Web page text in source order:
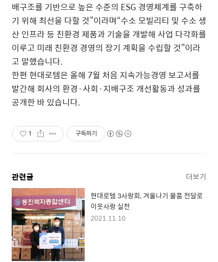
배구조를 기반으로 높은 수준의 ESG 경영체계를 구축하
기 위해 최선을 다할 것”이라며“수소 모빌리티 및 수소 생
산 인프라 등 친환경 제품과 기술을 개발해 사업 다각화를
이루고 미래 친환경 경영의 장기 계획을 수립할 것”이라
고 말했습니다.
한편 현대로템은 올해 7월 처음 지속가능경영 보고서를
발간해 회사의 환경·사회·지배구조 개선활동과 성과를
공개한 바 있습니다.
1 구독하기
관련글 더보기
현대로템 3사랑회, 겨울나기 물품 전달로
이웃사랑 실천
2021.11.10